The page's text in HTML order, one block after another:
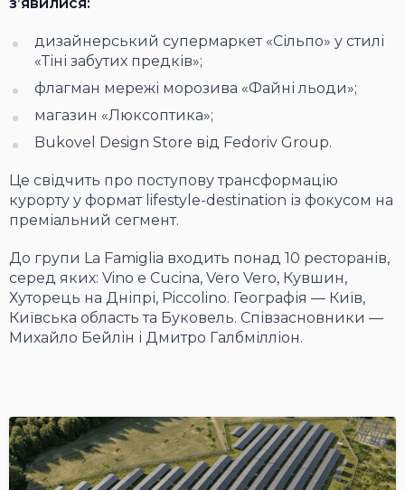
дизайнерський супермаркет «Сільпо» у стилі
«Тіні забутих предків»;
флагман мережі морозива «Файні льоди»;
магазин «Люксоптика»;
Bukovel Design Store від Fedoriv Group.
Це свідчить про поступову трансформацію
курорту у формат lifestyle-destination із фокусом на
преміальний сегмент.
До групи La Famiglia входить понад 10 ресторанів,
серед яких: Vino e Cucina, Vero Vero, Кувшин,
Хуторець на Дніпрі, Piccolino. Географія — Київ,
Київська область та Буковель. Співзасновники —
Михайло Бейлін і Дмитро Галбмілліон.